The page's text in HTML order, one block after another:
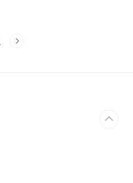
스포츠를 즐길 수 있기를 바랍
프로야구 일정 2023 프로